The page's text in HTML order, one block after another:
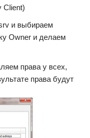
Client)
и выбираем
Owner и делаем
права у всех,
права будут